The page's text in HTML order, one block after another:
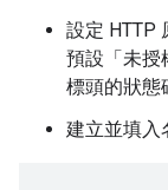
設定 HTTP
預設「未授
標頭的狀態
建立並填入